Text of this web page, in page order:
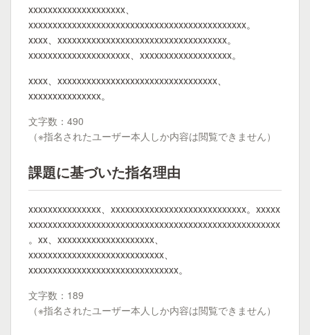
xxxxxxxxxxxxxxxxxxxx、
xxxxxxxxxxxxxxxxxxxxxxxxxxxxxxxxxxxxxxxxxxxxx。
xxxx、xxxxxxxxxxxxxxxxxxxxxxxxxxxxxxxxxxx。
xxxxxxxxxxxxxxxxxxxxx、xxxxxxxxxxxxxxxxxxx。
xxxx、xxxxxxxxxxxxxxxxxxxxxxxxxxxxxxxxx、
xxxxxxxxxxxxxxx。
文字数：490
（※指名されたユーザー本人しか内容は閲覧できません）
課題に基づいた指名理由
xxxxxxxxxxxxxxx、xxxxxxxxxxxxxxxxxxxxxxxxxxxx。xxxxx
xxxxxxxxxxxxxxxxxxxxxxxxxxxxxxxxxxxxxxxxxxxxxxxxxxxx
。xx、xxxxxxxxxxxxxxxxxxxx、
xxxxxxxxxxxxxxxxxxxxxxxxxxxx、
xxxxxxxxxxxxxxxxxxxxxxxxxxxxxxx。
文字数：189
（※指名されたユーザー本人しか内容は閲覧できません）